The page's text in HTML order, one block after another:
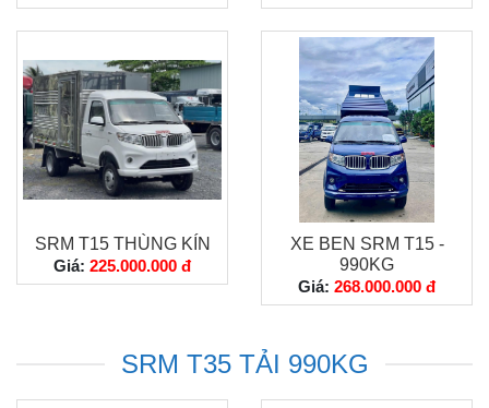
SRM T15 THÙNG KÍN
Giá: 225.000.000 đ
XE BEN SRM T15 -
990KG
Giá: 268.000.000 đ
SRM T35 TẢI 990KG